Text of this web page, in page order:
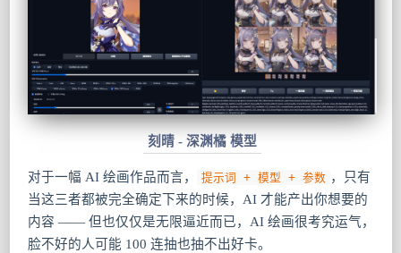
刻晴 - 深渊橘 模型
对于一幅 AI 绘画作品而言， 提示词 + 模型 + 参数 ，只有
当这三者都被完全确定下来的时候，AI 才能产出你想要的
内容 —— 但也仅仅是无限逼近而已，AI 绘画很考究运气，
脸不好的人可能 100 连抽也抽不出好卡。